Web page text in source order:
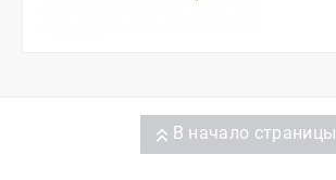
В начало страницы